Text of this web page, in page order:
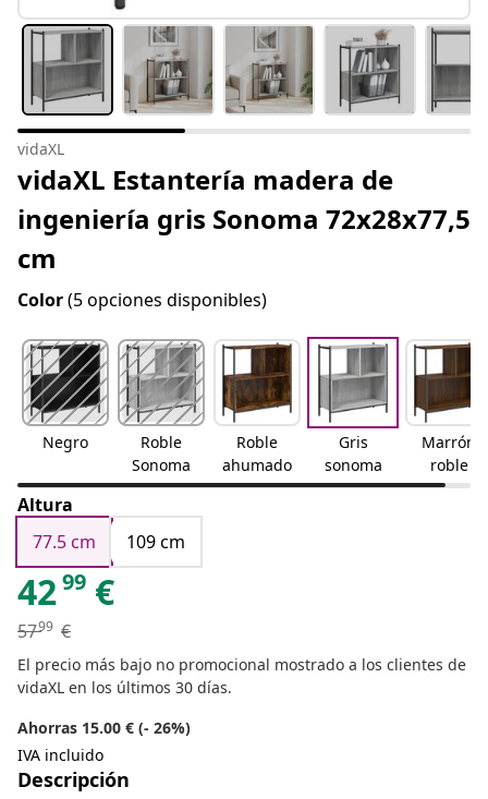
vidaXL
vidaXL Estantería madera de
ingeniería gris Sonoma 72x28x77,5
cm
Color(5 opciones disponibles)
Negro
Roble
Sonoma
Roble
ahumado
Gris
sonoma
Marrón
roble
Altura
77.5 cm
109 cm
4299 €
5799 €
El precio más bajo no promocional mostrado a los clientes de
vidaXL en los últimos 30 días.
Ahorras 15.00 € (- 26%)
IVA incluido
Descripción